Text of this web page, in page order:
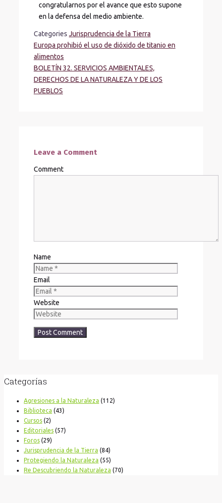
congratularnos por el avance que esto supone
en la defensa del medio ambiente.
Categories Jurisprudencia de la Tierra
Europa prohibió el uso de dióxido de titanio en
alimentos
BOLETÍN 32. SERVICIOS AMBIENTALES,
DERECHOS DE LA NATURALEZA Y DE LOS
PUEBLOS
Leave a Comment
Comment
Name
Email
Website
Categorías
Agresiones a la Naturaleza (112)
Biblioteca (43)
Cursos (2)
Editoriales (57)
Foros (29)
Jurisprudencia de la Tierra (84)
Protegiendo la Naturaleza (55)
Re Descubriendo la Naturaleza (70)